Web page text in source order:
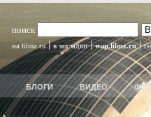
поиск
на filmz.ru|в закладки|wap.filmz.ru|
БЛОГИ ВИДЕО